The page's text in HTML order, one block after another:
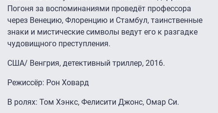
Погоня за воспоминаниями проведёт профессора
через Венецию, Флоренцию и Стамбул, таинственные
знаки и мистические символы ведут его к разгадке
чудовищного преступления.
США/ Венгрия, детективный триллер, 2016.
Режиссёр: Рон Ховард
В ролях: Том Хэнкс, Фелисити Джонс, Омар Си.